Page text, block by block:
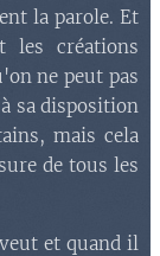
la parole. Et
les créations
ne peut pas
sa disposition
mais cela
de tous les
et quand il